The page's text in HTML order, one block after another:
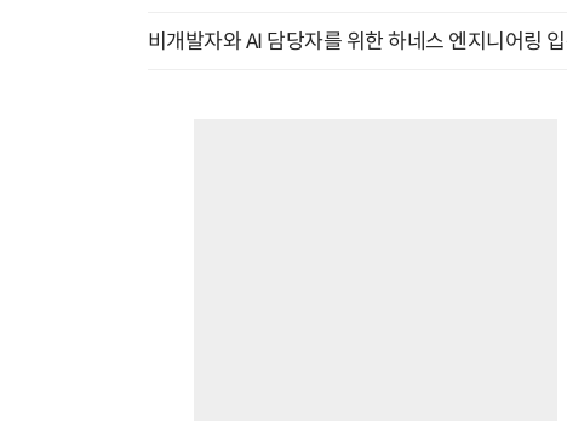
비개발자와 AI 담당자를 위한 하네스 엔지니어링